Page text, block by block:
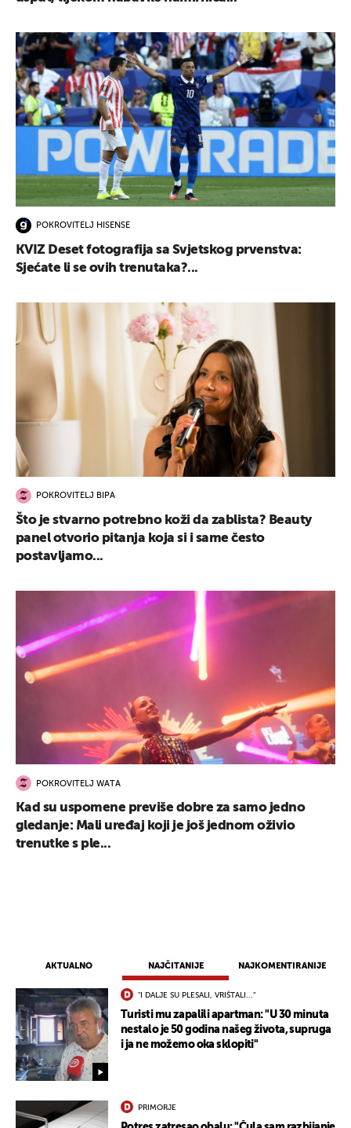
AKTUALNO NAJČITANIJE NAJKOMENTIRANIJE
"I DALJE SU PLESALI, VRIŠTALI..."
Turisti mu zapalili apartman: "U 30 minuta
nestalo je 50 godina našeg života, supruga
i ja ne možemo oka sklopiti"
PRIMORJE
POKROVITELJ HISENSE
KVIZ Deset fotografija sa Svjetskog prvenstva:
Sjećate li se ovih trenutaka?...
POKROVITELJ BIPA
Što je stvarno potrebno koži da zablista? Beauty
panel otvorio pitanja koja si i same često
postavljamo...
POKROVITELJ WATA
Kad su uspomene previše dobre za samo jedno
gledanje: Mali uređaj koji je još jednom oživio
trenutke s ple...